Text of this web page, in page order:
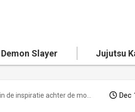
Demon Slayer Jujutsu
Dec